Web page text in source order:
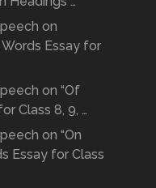
on
Words Essay for
on “Of
Class 8, 9, …
on “On
Essay for Class